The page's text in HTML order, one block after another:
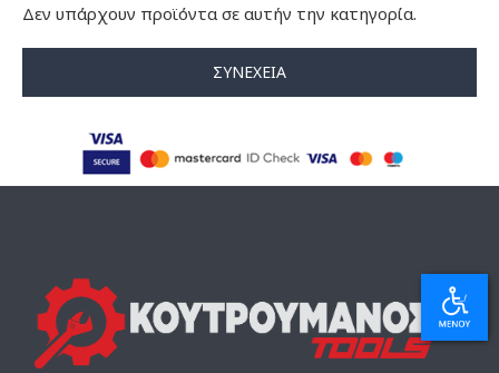
Δεν υπάρχουν προϊόντα σε αυτήν την κατηγορία.
ΣΥΝΈΧΕΙΑ